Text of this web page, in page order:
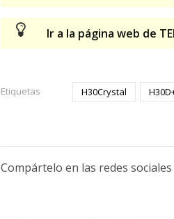
Ir a la página web de
Etiquetas H30Crystal
Compártelo en las redes sociales